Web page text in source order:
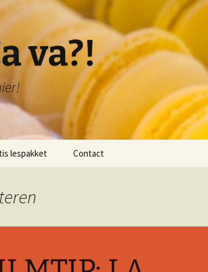
va?!
lespakket
Je compte de 1-20
Contact